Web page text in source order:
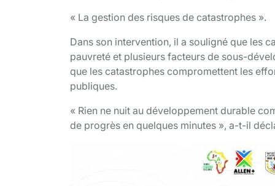
« La gestion des risques de catastrophes ».
Dans son intervention, il a souligné que les
pauvreté et plusieurs facteurs de sous-
que les catastrophes compromettent les
publiques.
« Rien ne nuit au développement durable
de progrès en quelques minutes », a-t-il